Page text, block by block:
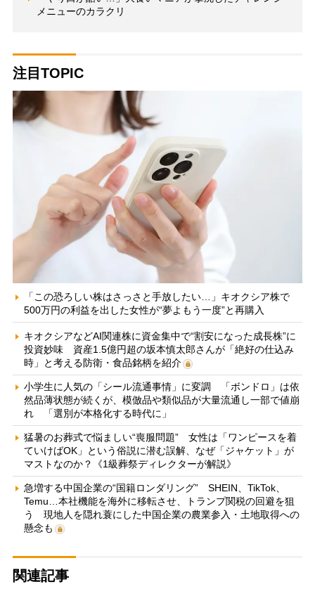
メニューのカラクリ
注目TOPIC
「この恐ろしい株はさっさと手放したい…」キオクシア株で
500万円の利益を出した女性が“夢よもう一度”と再購入
キオクシアなどAI関連株に資金集中で“割安になった成長株”に
投資妙味 資産1.5億円超の坂本慎太郎さんが「絶好の仕込み
時」と考える防衛・食品銘柄を紹介
小学生に人気の「シール流通事情」に変調 「ボンドロ」は依
然品薄状態が続くが、模倣品や類似品が大量流通し一部で値崩
れ 「選別が本格化する時代に」
猛暑のお葬式で悩ましい“喪服問題” 女性は「ワンピースを着
ていけばOK」という俗説に潜む誤解、なぜ「ジャケット」が
マストなのか？《1級葬祭ディレクターが解説》
急増する中国企業の“国籍ロンダリング” SHEIN、TikTok、
Temu…本社機能を海外に移転させ、トランプ関税の回避を狙
う 現地人を隠れ蓑にした中国企業の農業参入・土地取得への
懸念も
関連記事